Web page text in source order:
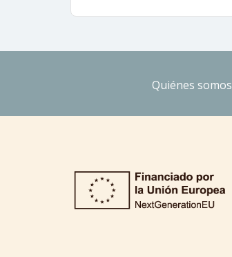
Quiénes somos